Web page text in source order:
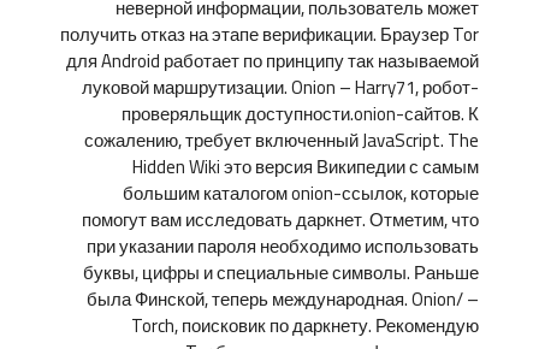
неверной информации, пользователь может
получить отказ на этапе верификации. Браузер Tor
для Android работает по принципу так называемой
луковой маршрутизации. Onion – Harry71, робот-
проверяльщик доступности.onion-сайтов. К
сожалению, требует включенный JavaScript. The
Hidden Wiki это версия Википедии с самым
большим каталогом onion-ссылок, которые
помогут вам исследовать даркнет. Отметим, что
при указании пароля необходимо использовать
буквы, цифры и специальные символы. Раньше
была Финской, теперь международная. Onion/ –
Torch, поисковик по даркнету. Рекомендую